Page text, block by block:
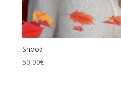
Snood
50,00€